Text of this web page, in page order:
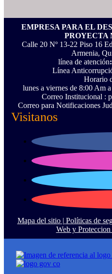
EMPRESA PARA EL
PROYECTA
Calle 20 Nº 13-22 Piso 16
Armenia,
línea de atención:
Línea
Horario
lunes a viernes de 8:00 Am
Correo Institucional :
Correo para Notificaciones
Visitanos
Mapa del sitio | Políticas de
Web y Proteccion